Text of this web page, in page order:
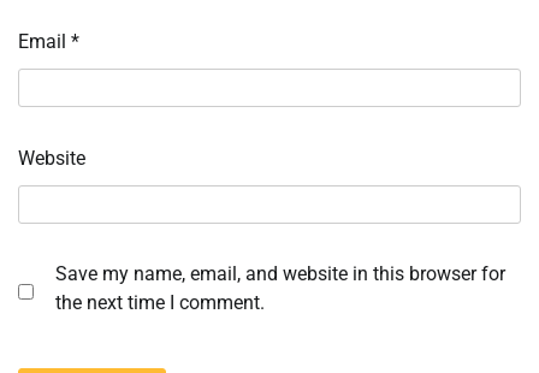
Email *
Website
Save my name, email, and website in this browser for
the next time I comment.